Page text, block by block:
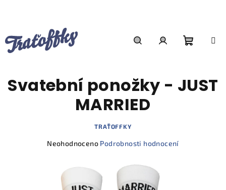
košík
Svatební ponožky - JUST
MARRIED
TRAŤOFFKY
Neohodnoceno Podrobnosti hodnocení